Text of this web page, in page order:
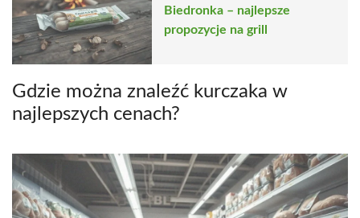
Biedronka – najlepsze
propozycje na grill
Gdzie można znaleźć kurczaka w
najlepszych cenach?